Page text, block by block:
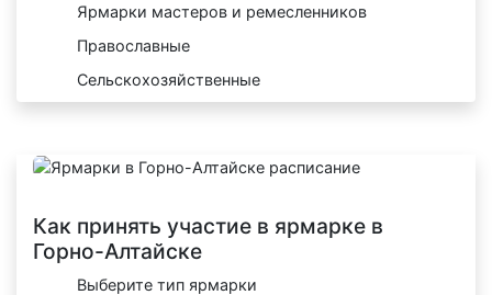
Ярмарки мастеров и ремесленников
Православные
Сельскохозяйственные
Как принять участие в ярмарке в
Горно-Алтайске
Выберите тип ярмарки